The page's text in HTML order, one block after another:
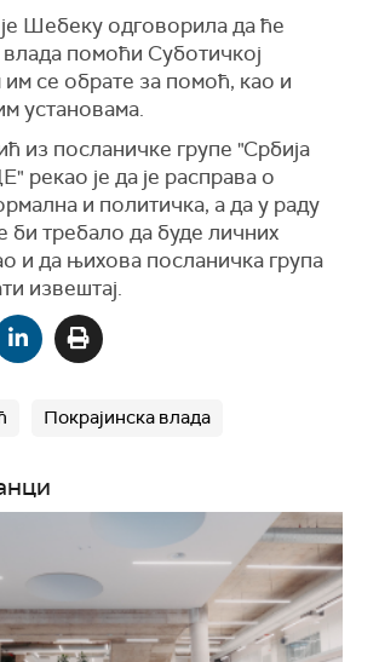
Шебеку одговорила да ће
помоћи Суботичкој
се обрате за помоћ, као и
установама.
из посланичке групе "Србија
рекао је да је расправа о
и политичка, а да у раду
би требало да буде личних
и да њихова посланичка група
извештај.
Покрајинска влада